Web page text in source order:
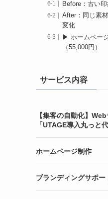
Before：古い
After：同じ素
変化
▶ ホームペー
（55,000円）
サービス内容
【集客の自動化】
「UTAGE導入丸っと
ホームページ制作
ブランディングサポー